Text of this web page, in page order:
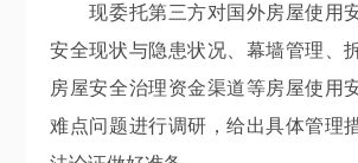
现委托第三方对国外房屋使用
安全现状与隐患状况、幕墙管理、
房屋安全治理资金渠道等房屋使用
难点问题进行调研，给出具体管理